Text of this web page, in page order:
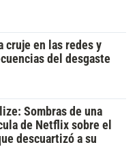
cruje en las redes y
del desgaste
Sombras de una
de Netflix sobre el
descuartizó a su